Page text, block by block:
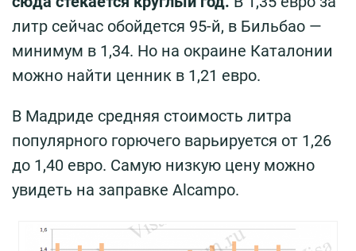
литр сейчас обойдется 95-й, в Бильбао —
минимум в 1,34. Но на окраине Каталонии
можно найти ценник в 1,21 евро.
В Мадриде средняя стоимость литра
популярного горючего варьируется от 1,26
до 1,40 евро. Самую низкую цену можно
увидеть на заправке Alcampo.